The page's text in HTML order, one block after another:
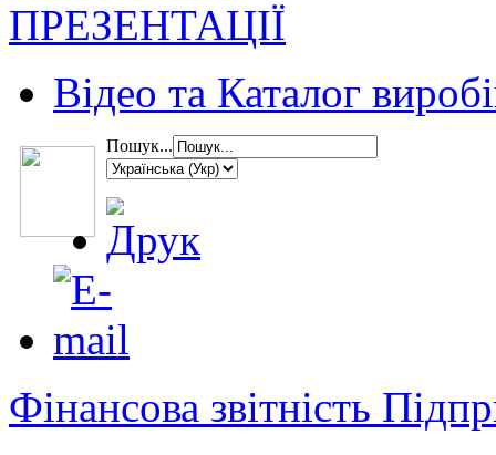
ПРЕЗЕНТАЦІЇ
Відео та Каталог
Пошук...
Фінансова звітність